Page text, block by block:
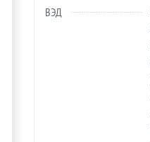
ВЭД